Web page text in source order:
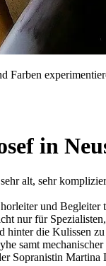
in
alt, sehr
und
nur für
hinter die Kulissen
samt
Sopranistin Martina